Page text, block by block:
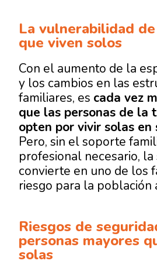
La vulnerabilidad
que viven solos
Con el aumento de la
y los cambios en las
familiares, es cada vez
que las personas de la
opten por vivir solas en
Pero, sin el soporte
profesional necesario,
convierte en uno de los
riesgo para la población
Riesgos de
personas mayores
solas